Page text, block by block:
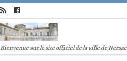
Bienvenue sur le site officiel de la ville de Nersac